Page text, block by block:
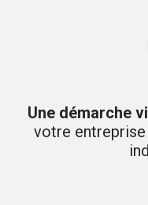
Une démarche
votre entreprise